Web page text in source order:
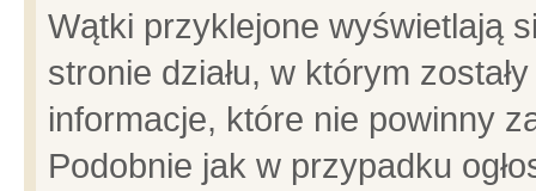
Wątki przyklejone wyświetlają
stronie działu, w którym
informacje, które nie powinny
Podobnie jak w przypadku